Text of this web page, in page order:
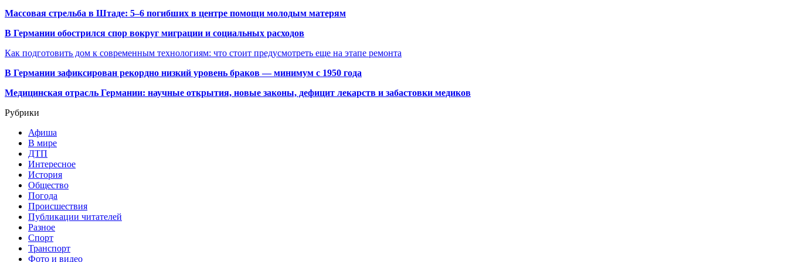
Массовая стрельба в Штаде: 5–6 погибших в центре помощи молодым матерям
В Германии обострился спор вокруг миграции и социальных расходов
Как подготовить дом к современным технологиям: что стоит предусмотреть еще на этапе ремонта
В Германии зафиксирован рекордно низкий уровень браков — минимум с 1950 года
Медицинская отрасль Германии: научные открытия, новые законы, дефицит лекарств и забастовки медиков
Рубрики
Афиша
В мире
ДТП
Интересное
История
Общество
Погода
Происшествия
Публикации читателей
Разное
Спорт
Транспорт
Фото и видео